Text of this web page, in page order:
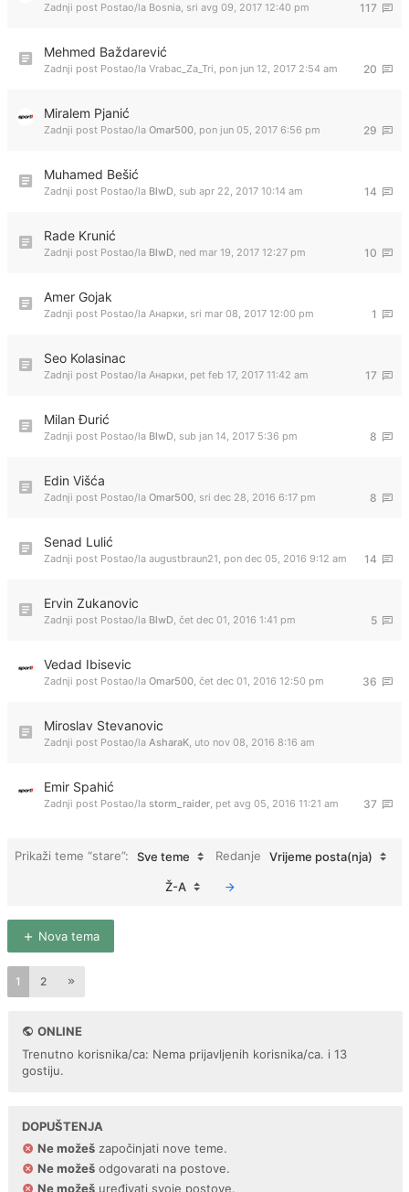
117
Zadnji post Postao/la Bosnia, sri avg 09, 2017 12:40 pm
Mehmed Baždarević
20
Zadnji post Postao/la Vrabac_Za_Tri, pon jun 12, 2017 2:54 am
Miralem Pjanić
29
Zadnji post Postao/la Omar500, pon jun 05, 2017 6:56 pm
Muhamed Bešić
14
Zadnji post Postao/la BlwD, sub apr 22, 2017 10:14 am
Rade Krunić
10
Zadnji post Postao/la BlwD, ned mar 19, 2017 12:27 pm
Amer Gojak
1
Zadnji post Postao/la Анарки, sri mar 08, 2017 12:00 pm
Seo Kolasinac
17
Zadnji post Postao/la Анарки, pet feb 17, 2017 11:42 am
Milan Đurić
8
Zadnji post Postao/la BlwD, sub jan 14, 2017 5:36 pm
Edin Višća
8
Zadnji post Postao/la Omar500, sri dec 28, 2016 6:17 pm
Senad Lulić
14
Zadnji post Postao/la augustbraun21, pon dec 05, 2016 9:12 am
Ervin Zukanovic
5
Zadnji post Postao/la BlwD, čet dec 01, 2016 1:41 pm
Vedad Ibisevic
36
Zadnji post Postao/la Omar500, čet dec 01, 2016 12:50 pm
Miroslav Stevanovic
Zadnji post Postao/la AsharaK, uto nov 08, 2016 8:16 am
Emir Spahić
37
Zadnji post Postao/la storm_raider, pet avg 05, 2016 11:21 am
Prikaži teme “stare”: Sve teme Redanje Vrijeme posta(nja)
Ž-A
Nova tema
1 2
ONLINE
Trenutno korisnika/ca: Nema prijavljenih korisnika/ca. i 13
gostiju.
DOPUŠTENJA
Ne možeš započinjati nove teme.
Ne možeš odgovarati na postove.
Ne možeš uređivati svoje postove.